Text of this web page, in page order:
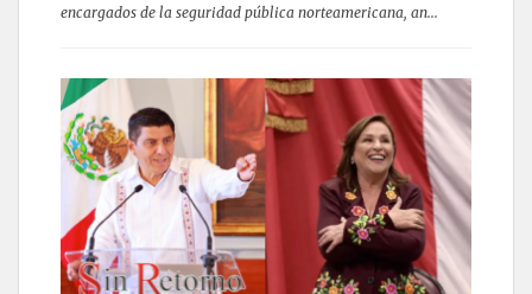
encargados de la seguridad pública norteamericana, an...